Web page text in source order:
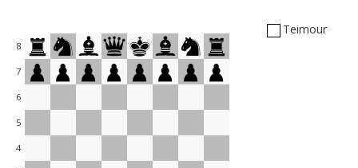
8
7
6
5
4
Teimour